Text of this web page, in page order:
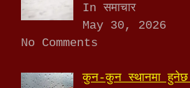
In समाचार
May 30, 2026
No Comments
कुन-कुन स्थानमा हुनेछ